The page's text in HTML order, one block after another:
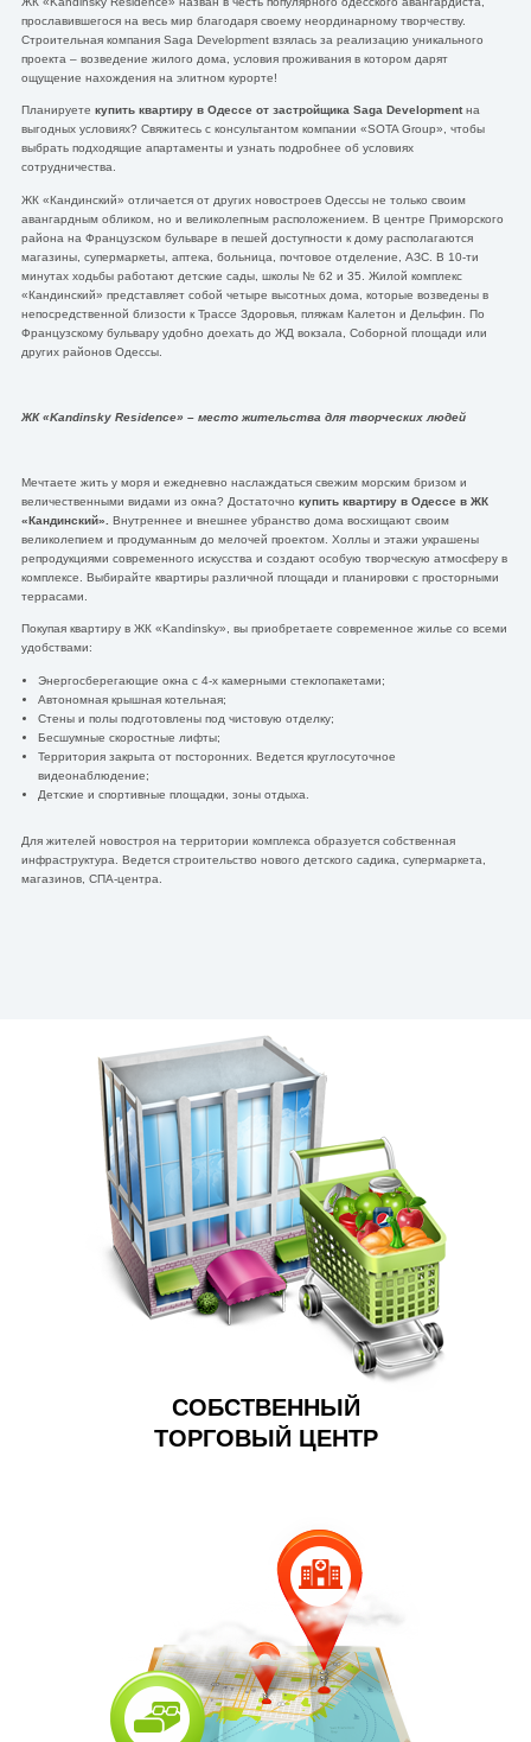
прославившегося на весь мир благодаря своему неординарному творчеству.
Строительная компания Saga Development взялась за реализацию уникального
проекта – возведение жилого дома, условия проживания в котором дарят
ощущение нахождения на элитном курорте!
Планируете купить квартиру в Одессе от застройщика Saga Developmentна
выгодных условиях? Свяжитесь с консультантом компании «SOTA Group», чтобы
выбрать подходящие апартаменты и узнать подробнее об условиях
сотрудничества.
ЖК «Кандинский» отличается от других новостроев Одессы не только своим
авангардным обликом, но и великолепным расположением. В центре Приморского
района на Французском бульваре в пешей доступности к дому располагаются
магазины, супермаркеты, аптека, больница, почтовое отделение, АЗС. В 10-ти
минутах ходьбы работают детские сады, школы № 62 и 35. Жилой комплекс
«Кандинский» представляет собой четыре высотных дома, которые возведены в
непосредственной близости к Трассе Здоровья, пляжам Калетон и Дельфин. По
Французскому бульвару удобно доехать до ЖД вокзала, Соборной площади или
других районов Одессы.
ЖК «Kandinsky Residence» – место жительства для творческих людей
Мечтаете жить у моря и ежедневно наслаждаться свежим морским бризом и
величественными видами из окна? Достаточно купить квартиру в Одессе в ЖК
«Кандинский».
Внутреннее и внешнее убранство дома восхищают своим
великолепием и продуманным до мелочей проектом. Холлы и этажи украшены
репродукциями современного искусства и создают особую творческую атмосферу в
комплексе. Выбирайте квартиры различной площади и планировки с просторными
террасами.
Покупая квартиру в ЖК «Kandinsky», вы приобретаете современное жилье со всеми
удобствами:
Энергосберегающие окна с 4-х камерными стеклопакетами;
Автономная крышная котельная;
Стены и полы подготовлены под чистовую отделку;
Бесшумные скоростные лифты;
Территория закрыта от посторонних. Ведется круглосуточное
видеонаблюдение;
Детские и спортивные площадки, зоны отдыха.
Для жителей новостроя на территории комплекса образуется собственная
инфраструктура. Ведется строительство нового детского садика, супермаркета,
магазинов, СПА-центра.
СОБСТВЕННЫЙ
ТОРГОВЫЙ ЦЕНТР